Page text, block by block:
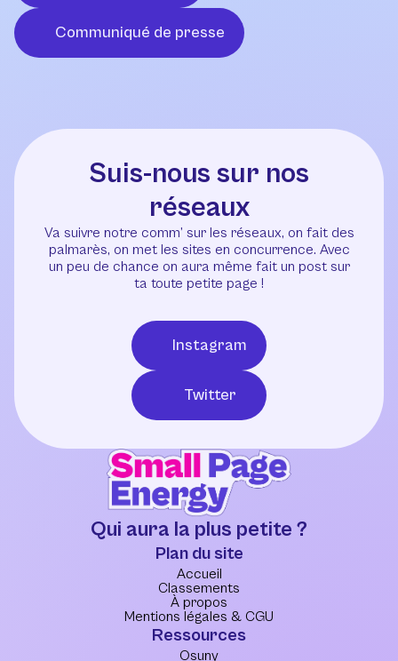
Communiqué de presse
Suis-nous sur nos
réseaux
Va suivre notre comm’ sur les réseaux, on fait des
palmarès, on met les sites en concurrence. Avec
un peu de chance on aura même fait un post sur
ta toute petite page !
Instagram
Twitter
Qui aura la plus petite ?
Plan du site
Accueil
Classements
À propos
Mentions légales & CGU
Ressources
Osuny